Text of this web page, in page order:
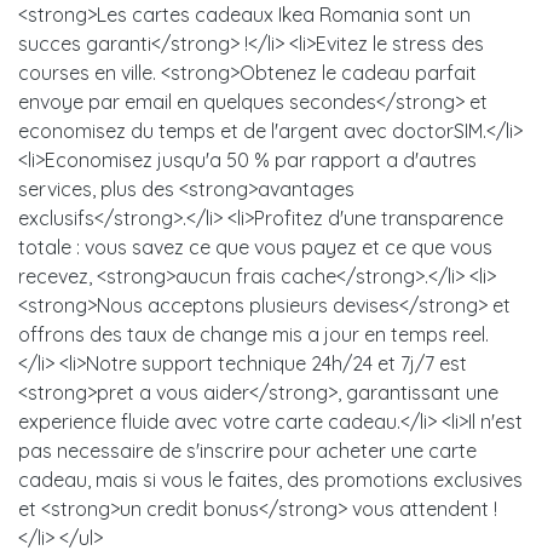
<strong>Les cartes cadeaux Ikea Romania sont un
succes garanti</strong> !</li> <li>Evitez le stress des
courses en ville. <strong>Obtenez le cadeau parfait
envoye par email en quelques secondes</strong> et
economisez du temps et de l'argent avec doctorSIM.</li>
<li>Economisez jusqu'a 50 % par rapport a d'autres
services, plus des <strong>avantages
exclusifs</strong>.</li> <li>Profitez d'une transparence
totale : vous savez ce que vous payez et ce que vous
recevez, <strong>aucun frais cache</strong>.</li> <li>
<strong>Nous acceptons plusieurs devises</strong> et
offrons des taux de change mis a jour en temps reel.
</li> <li>Notre support technique 24h/24 et 7j/7 est
<strong>pret a vous aider</strong>, garantissant une
experience fluide avec votre carte cadeau.</li> <li>Il n'est
pas necessaire de s'inscrire pour acheter une carte
cadeau, mais si vous le faites, des promotions exclusives
et <strong>un credit bonus</strong> vous attendent !
</li> </ul>